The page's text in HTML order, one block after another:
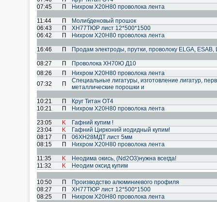
07:45
П Нихром Х20Н80 проволока лента
11:44 П
Молибденовый прошок
06:43
П
ХН77ТЮР лист 12*500*1500
06:42
П Нихром Х20Н80 проволока лента
16:46 П Продам электроды, прутки, проволоку ELGA, ESAB,
08:27 П
Проволока ХН70Ю Д10
08:26
П
Нихром Х20Н80 проволока лента
07:32
П
Специальные лигатуры, изготовление лигатур,
металлические порошки и
10:21 П
Круг Титан ОТ4
10:21
П Нихром Х20Н80 проволока лента
23:05 K
Гафний купим !
23:04
K
Гафний Цирконий иодидный купим!
08:17
П
06ХН28МДТ лист 5мм
08:15
П Нихром Х20Н80 проволока лента
11:35 K
Неодима окись, (Nd2O3)нужна всегда!
11:32
K Неодим оксид купим
10:50 П
Производство алюминиевого профиля
08:27
П
ХН77ТЮР лист 12*500*1500
08:25
П Нихром Х20Н80 проволока лента